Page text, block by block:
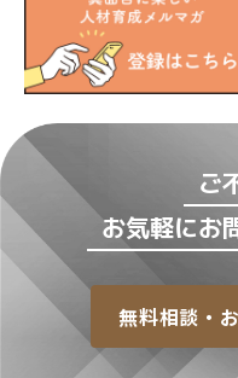
ご
お気軽にお
無料相談・